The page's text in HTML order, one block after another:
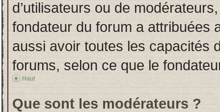
d’utilisateurs ou de
fondateur du forum a attribuées
aussi avoir toutes les capacités
forums, selon ce que le
Haut
Que sont les modérateurs ?